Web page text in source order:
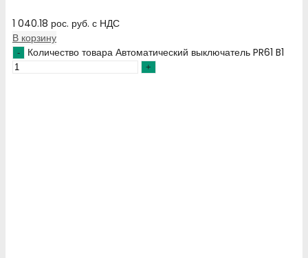
1 040.18 рос. руб. с НДС
В корзину
Количество товара Автоматический выключатель PR61 B1